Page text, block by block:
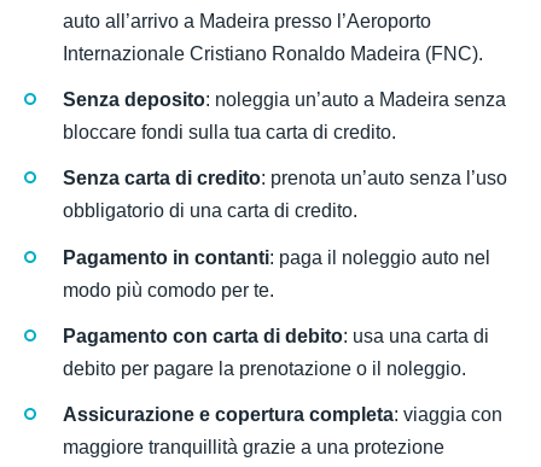
auto all’arrivo a Madeira presso l’Aeroporto
Internazionale Cristiano Ronaldo Madeira (FNC).
Senza deposito: noleggia un’auto a Madeira senza
bloccare fondi sulla tua carta di credito.
Senza carta di credito: prenota un’auto senza l’uso
obbligatorio di una carta di credito.
Pagamento in contanti: paga il noleggio auto nel
modo più comodo per te.
Pagamento con carta di debito: usa una carta di
debito per pagare la prenotazione o il noleggio.
Assicurazione e copertura completa: viaggia con
maggiore tranquillità grazie a una protezione